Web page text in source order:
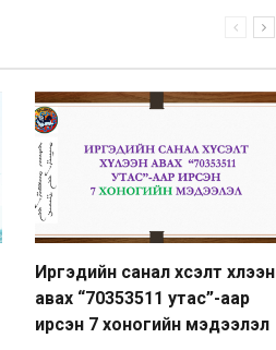
Иргэдийн санал хүсэлт хүлээн
авах “70353511 утас”-аар
ирсэн 7 хоногийн мэдээлэл